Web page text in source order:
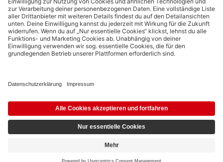
Links zu sozialen Netzwerken
Die Nutzung der Inhalte für Text- und Data-Mining von (generativen) KI
Zusammenhang ausdrücklich vorbehalten und daher verboten.